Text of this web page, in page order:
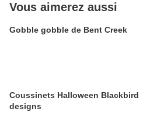
Vous aimerez aussi
Gobble gobble de Bent Creek
Coussinets Halloween Blackbird
designs